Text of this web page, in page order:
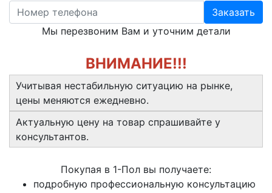
Заказать
Мы перезвоним Вам и уточним детали
ВНИМАНИЕ!!!
Учитывая нестабильную ситуацию на рынке,
цены меняются ежедневно.
Актуальную цену на товар спрашивайте у
консультантов.
Покупая в 1-Пол вы получаете:
подробную профессиональную консультацию